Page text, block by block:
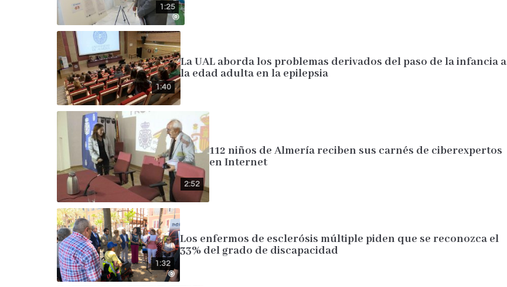
1:25
1:40
La UAL aborda los problemas derivados del paso de la infancia a
la edad adulta en la epilepsia
2:52
112 niños de Almería reciben sus carnés de ciberexpertos
en Internet
1:32
Los enfermos de esclerósis múltiple piden que se reconozca el
33% del grado de discapacidad